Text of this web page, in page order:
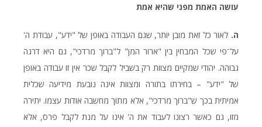
עושה האמת מפני שהיא אמת
ה. לאור כל זאת מובן יותר, שגם העבודה באופן של "ידע", עבודת ה'
על־פי שכל המבחין בין "ארור המן" ל"ברוך מרדכי", גם היא דרגה
גבוהה. יהודי שמקיים מצוות רק בשביל לקבל שכר אין זו עבודה באופן
של "ידע" – בחירתו בתורה ומצוות אינה נובעת מידיעה שכלית
אמיתית בכך ש"ברוך מרדכי", אלא מתוך מחשבה אודות עצמו. יתירה
מזו, גם כאשר רצונו לעבוד את ה' אינו על מנת לקבל פרס, אלא